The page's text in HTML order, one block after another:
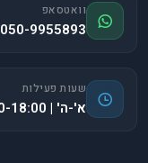
וואטסאפ
050-9955893
שעות פעילות
א'-ה' | 9:00-18:00